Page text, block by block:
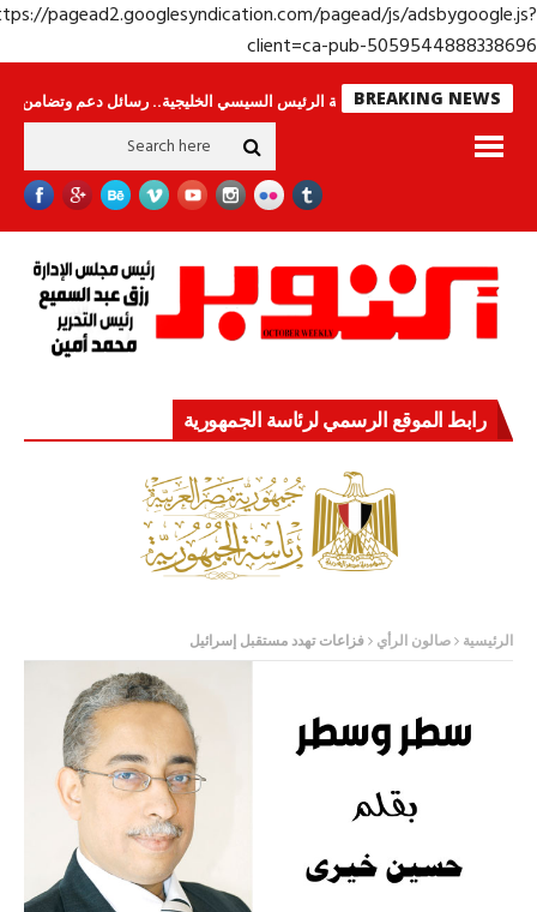
https://pagead2.googlesyndication.com/pagead/js/
client=ca-pub-
BREAKING NEWS
لا ينامون جولة الرئيس السيسي الخليجية.. رسائل دعم وتضامن للأشقاء
رابط الموقع الرسمي لرئاسة الجمهورية
الرئيسية صالون الرأي فزاعات تهدد مستقبل إسرائيل